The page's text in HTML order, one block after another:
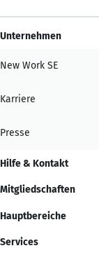
Unternehmen
New Work SE
Karriere
Presse
Hilfe & Kontakt
Mitgliedschaften
Hauptbereiche
Services